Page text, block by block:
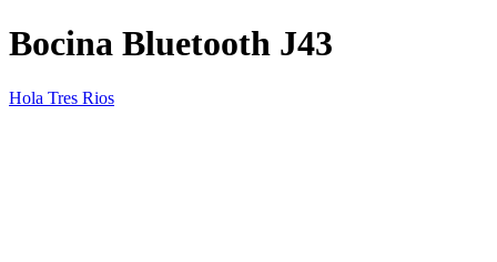
Bocina Bluetooth J43
Hola Tres Rios